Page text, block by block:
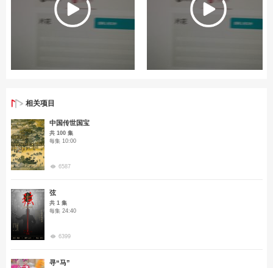
相关项目
中国传世国宝
共 100 集
每集 10:00
6587
弦
共 1 集
每集 24:40
6399
寻“马”